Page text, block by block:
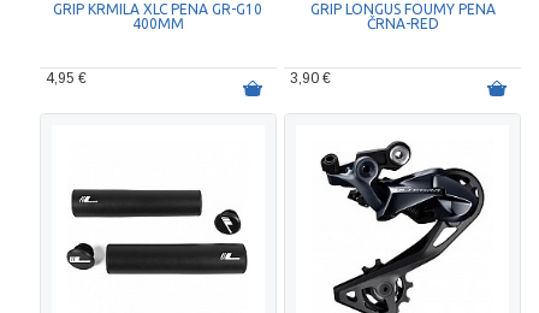
GRIP KRMILA XLC PENA GR-G10
400MM
4,95 €
GRIP LONGUS FOUMY PENA
ČRNA-RED
3,90 €